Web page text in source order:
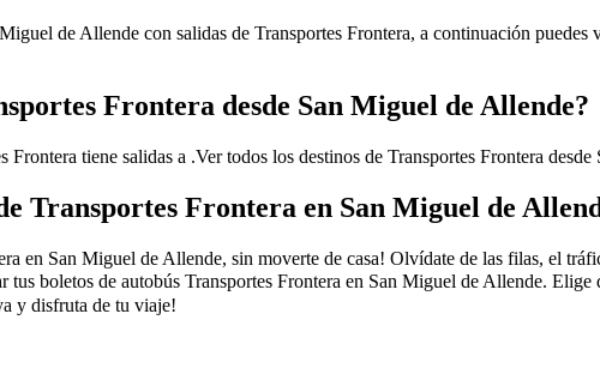
de Allende con salidas de Transportes Frontera, a continuación
Frontera desde San Miguel de Allende?
Frontera tiene salidas a .Ver todos los destinos de Transportes Frontera
Transportes Frontera en San Miguel de
en San Miguel de Allende, sin moverte de casa! Olvídate de las filas, el
tus boletos de autobús Transportes Frontera en San Miguel de Allende. Elige
y disfruta de tu viaje!